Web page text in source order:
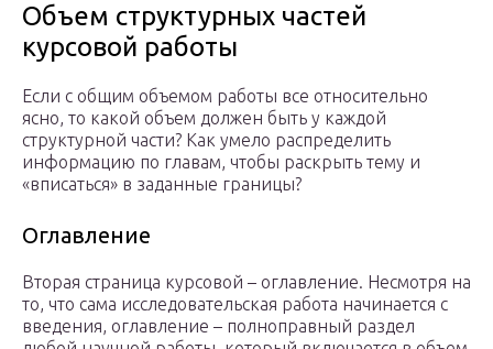
Объем структурных частей
курсовой работы
Если с общим объемом работы все относительно
ясно, то какой объем должен быть у каждой
структурной части? Как умело распределить
информацию по главам, чтобы раскрыть тему и
«вписаться» в заданные границы?
Оглавление
Вторая страница курсовой – оглавление. Несмотря на
то, что сама исследовательская работа начинается с
введения, оглавление – полноправный раздел